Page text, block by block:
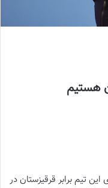
هستیم
تیم برابر قرقیزستان در